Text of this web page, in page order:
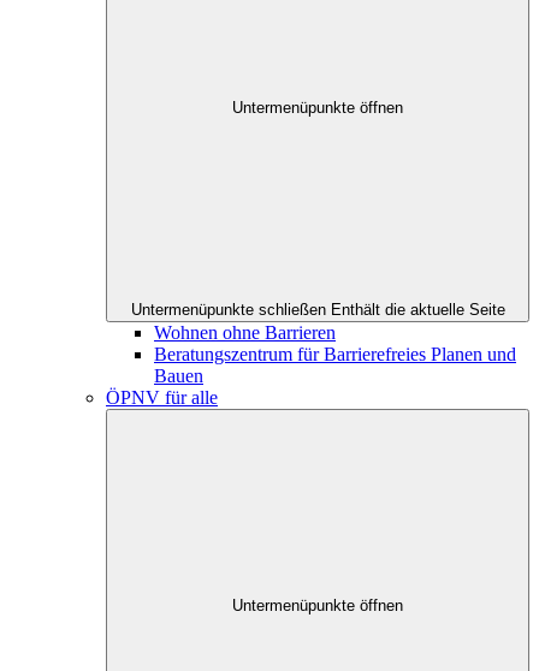
Untermenüpunkte öffnen
Untermenüpunkte schließen Enthält die aktuelle Seite
Wohnen ohne Barrieren
Beratungszentrum für Barrierefreies Planen und
Bauen
ÖPNV für alle
Untermenüpunkte öffnen